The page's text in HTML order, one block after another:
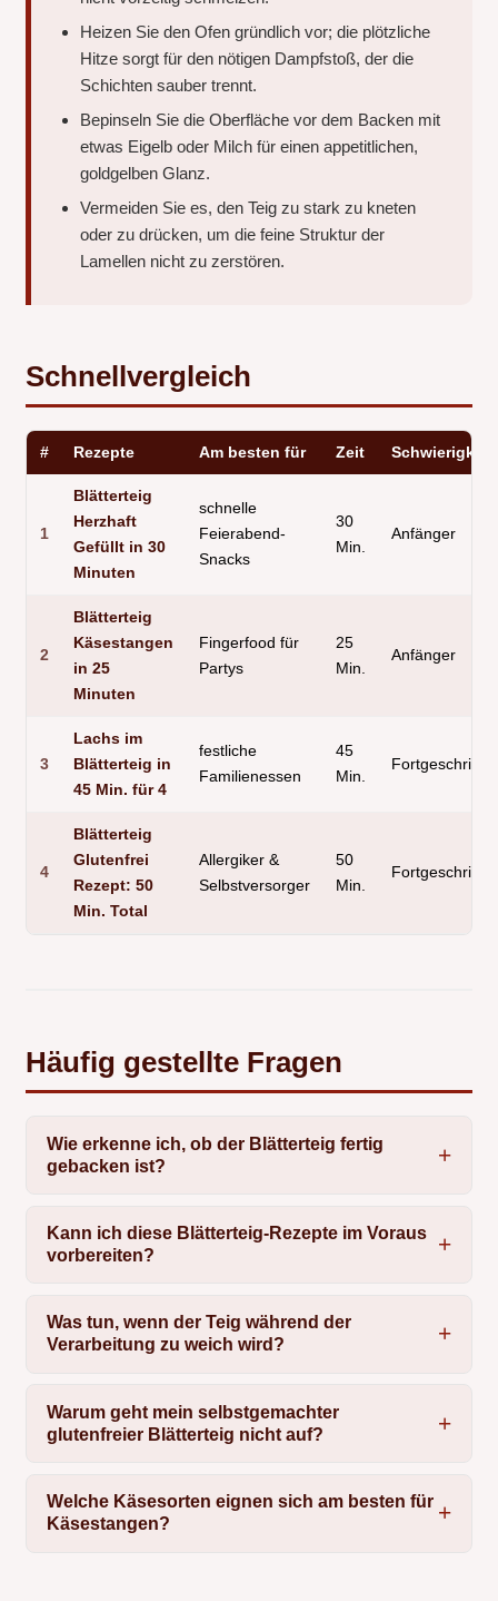
Heizen Sie den Ofen gründlich vor; die plötzliche
Hitze sorgt für den nötigen Dampfstoß, der die
Schichten sauber trennt.
Bepinseln Sie die Oberfläche vor dem Backen mit
etwas Eigelb oder Milch für einen appetitlichen,
goldgelben Glanz.
Vermeiden Sie es, den Teig zu stark zu kneten
oder zu drücken, um die feine Struktur der
Lamellen nicht zu zerstören.
Schnellvergleich
# Rezepte Am besten für Zeit Schwierigkeit
1
Blätterteig
Herzhaft
Gefüllt in 30
Minuten
schnelle
Feierabend-
Snacks
30
Min.
Anfänger
2
Blätterteig
Käsestangen
in 25
Minuten
Fingerfood für
Partys
25
Min.
Anfänger
3
Lachs im
Blätterteig in
45 Min. für 4
festliche
Familienessen
45
Min.
Fortgeschritten
4
Blätterteig
Glutenfrei
Rezept: 50
Min. Total
Allergiker &
Selbstversorger
50
Min.
Fortgeschritten
Häufig gestellte Fragen
Wie erkenne ich, ob der Blätterteig fertig
gebacken ist?
Kann ich diese Blätterteig-Rezepte im Voraus
vorbereiten?
Was tun, wenn der Teig während der
Verarbeitung zu weich wird?
Warum geht mein selbstgemachter
glutenfreier Blätterteig nicht auf?
Welche Käsesorten eignen sich am besten für
Käsestangen?